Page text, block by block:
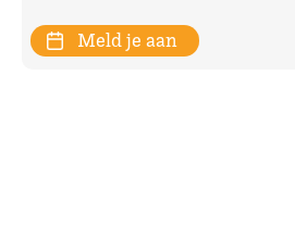
Meld je aan